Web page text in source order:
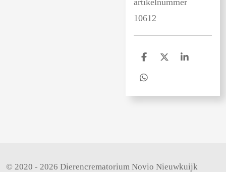
10612
D
l
n
D
S
e
D
© 2020 - 2026 Dierencrematorium Novio Nieuwkuijk